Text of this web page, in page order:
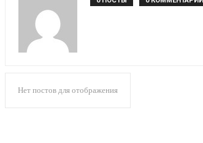
Нет постов для отображения